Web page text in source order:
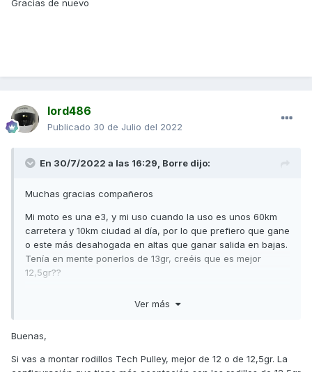
Gracias de nuevo
lord486
Publicado 30 de Julio del 2022
En 30/7/2022 a las 16:29, Borre dijo:
Muchas gracias compañeros
Mi moto es una e3, y mi uso cuando la uso es unos 60km
carretera y 10km ciudad al día, por lo que prefiero que gane
o este más desahogada en altas que ganar salida en bajas.
Tenía en mente ponerlos de 13gr, creéis que es mejor
12,5gr??
Gracias de nuevo
Ver más
Buenas,
Si vas a montar rodillos Tech Pulley, mejor de 12 o de 12,5gr. La